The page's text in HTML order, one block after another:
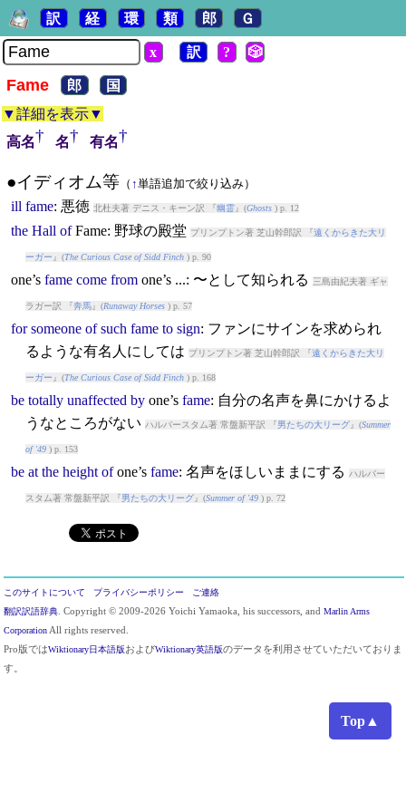
Top▲
訳 経 環 類 郎 Ｇ
x 訳 ? 🎲
Fame 郎
国
▼詳細を表示▼
高名† 名† 有名†
●イディオム等（ ↑単語追加で絞り込み）
ill fame: 悪徳 北杜夫著 デニス・キーン訳 『幽霊』(Ghosts) p. 12
the Hall of Fame: 野球の殿堂 プリンプトン著 芝山幹郎訳 『遠くからきた大リ
ーガー 』(The Curious Case of Sidd Finch) p. 90
one’s fame come fromone’s ...: 〜として知られる 三島由紀夫著 ギャ
ラガー訳 『奔馬』(Runaway Horses) p. 57
for someone of such fame to sign: ファンにサインを求められ
るような有名人にしては プリンプトン著 芝山幹郎訳 『遠くからきた大リ
ーガー 』(The Curious Case of Sidd Finch) p. 168
be totally unaffected byone’s fame: 自分の名声を鼻にかけるよ
うなところがない ハルバースタム著 常盤新平訳 『男たちの大リーグ』(Summer
of '49) p. 153
be at the height ofone’s fame: 名声をほしいままにする ハルバー
スタム著 常盤新平訳 『男たちの大リーグ』(Summer of '49) p. 72
このサイトについて プライバシーポリシー
ご連絡
翻訳訳語辞典. Copyright © 2009-2026 Yoichi Yamaoka, his successors, and Marlin Arms
CorporationAll rights reserved.
Pro版ではWiktionary日本語版およびWiktionary英語版のデータを利用させていただいておりま
す。